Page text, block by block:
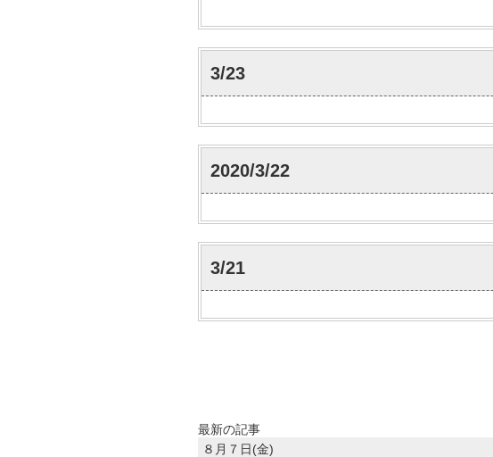
3/23
2020/3/22
3/21
最新の記事
８月７日(金)